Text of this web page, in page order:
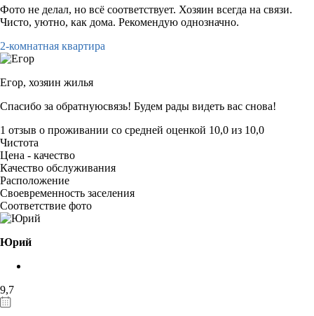
Фото не делал, но всё соответствует. Хозяин всегда на связи.
Чисто, уютно, как дома. Рекомендую однозначно.
2-комнатная квартира
Егор, хозяин жилья
Спасибо за обратнуюсвязь! Будем рады видеть вас снова!
1 отзыв о проживании со средней оценкой 10,0 из 10,0
Чистота
Цена - качество
Качество обслуживания
Расположение
Своевременность заселения
Соответствие фото
Юрий
9,7